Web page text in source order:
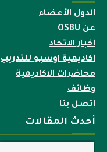
الدول الأعضاء
عن OSBU
اخبار الاتحاد
اكاديمية اوسبو للتدريب
محاضرات الاكاديمية
وظائف
إتصل بنا
أحدث المقالات